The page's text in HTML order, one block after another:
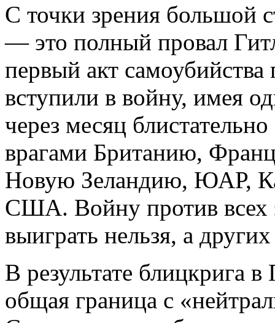
С точки зрения большой
— это полный провал
первый акт
вступили в войну, имея
через месяц
врагами Британию,
Новую Зеландию, ЮАР,
США. Войну против всех
выиграть нельзя, а
В результате блицкрига
общая граница с